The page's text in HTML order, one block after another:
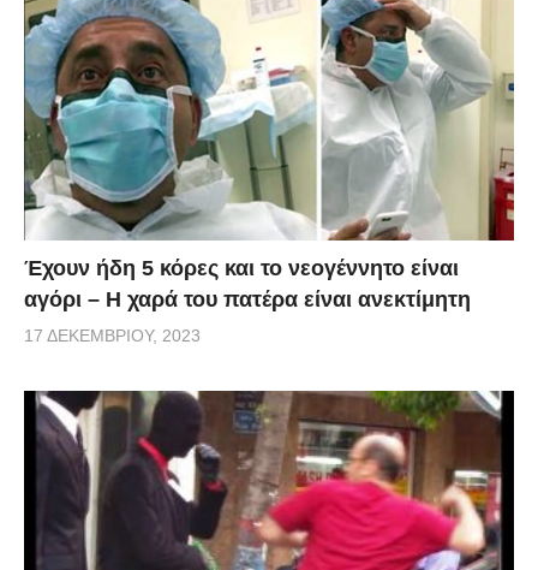
Έχουν ήδη 5 κόρες και το νεογέννητο είναι
αγόρι – Η χαρά του πατέρα είναι ανεκτίμητη
17 ΔΕΚΕΜΒΡΊΟΥ, 2023